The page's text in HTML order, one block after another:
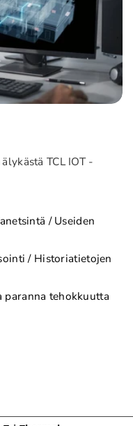
TCL IOT -
/ Useiden
/ Historiatietojen
paranna tehokkuutta